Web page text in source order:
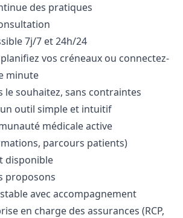
des pratiques
7j/7 et 24h/24
vos créneaux ou connectez-
minute
le souhaitez, sans contraintes
outil simple et intuitif
médicale active
parcours patients)
disponible
proposons
avec accompagnement
en charge des assurances (RCP,